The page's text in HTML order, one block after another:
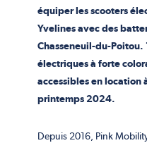
équiper les scooters
Yvelines avec des
Chasseneuil-du-
électriques à forte
accessibles en location
printemps 2024.
Depuis 2016, Pink